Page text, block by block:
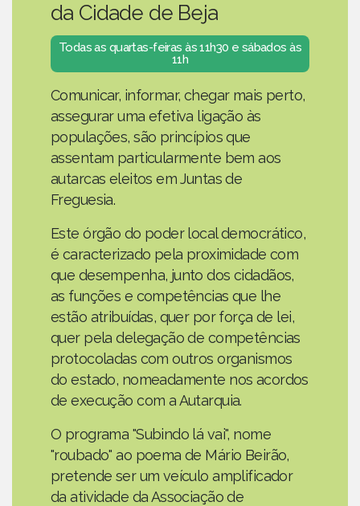
da Cidade de Beja
Todas as quartas-feiras às 11h30 e sábados às
11h
Comunicar, informar, chegar mais perto,
assegurar uma efetiva ligação às
populações, são princípios que
assentam particularmente bem aos
autarcas eleitos em Juntas de
Freguesia.
Este órgão do poder local democrático,
é caracterizado pela proximidade com
que desempenha, junto dos cidadãos,
as funções e competências que lhe
estão atribuídas, quer por força de lei,
quer pela delegação de competências
protocoladas com outros organismos
do estado, nomeadamente nos acordos
de execução com a Autarquia.
O programa "Subindo lá vai", nome
"roubado" ao poema de Mário Beirão,
pretende ser um veículo amplificador
da atividade da Associação de